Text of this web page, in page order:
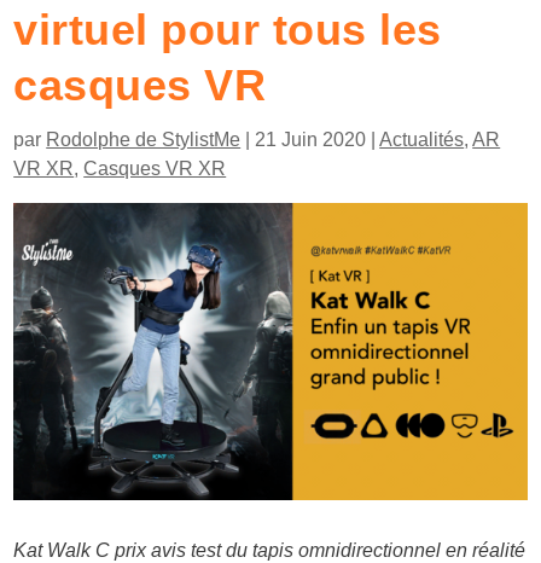
virtuel pour tous les
casques VR
par Rodolphe de StylistMe 21 Juin 2020 |Actualités,AR
VR XR,Casques VR XR
Kat Walk C prix avis test du tapis omnidirectionnel en réalité